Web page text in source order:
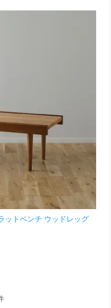
ットベンチ ウッドレッグ